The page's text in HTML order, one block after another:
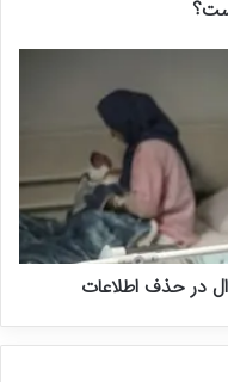
فرهنگی استان تهران به
خبرآنلاین می‌گوید: «در موارد اخیر شهرداری منطقه ۲۰ بدون اطلاع میراث
هماهنگ کند، دیوار بیرونی
تصمیم انجام این کار هیچ
اطلاعی نداشت و طبق مذاکراتی که با شهرداری منطقه ۲۰ داشتیم، قرار
اولیه خود برگردد.»
او ادامه می‌دهد: «درباره ترمیم عمارت تاریخی در محدوده منطقه ۱۲ هم،
و در حال حاضر مقرر شده
ما طرح بیاورد.»
در حذف اطلاعات